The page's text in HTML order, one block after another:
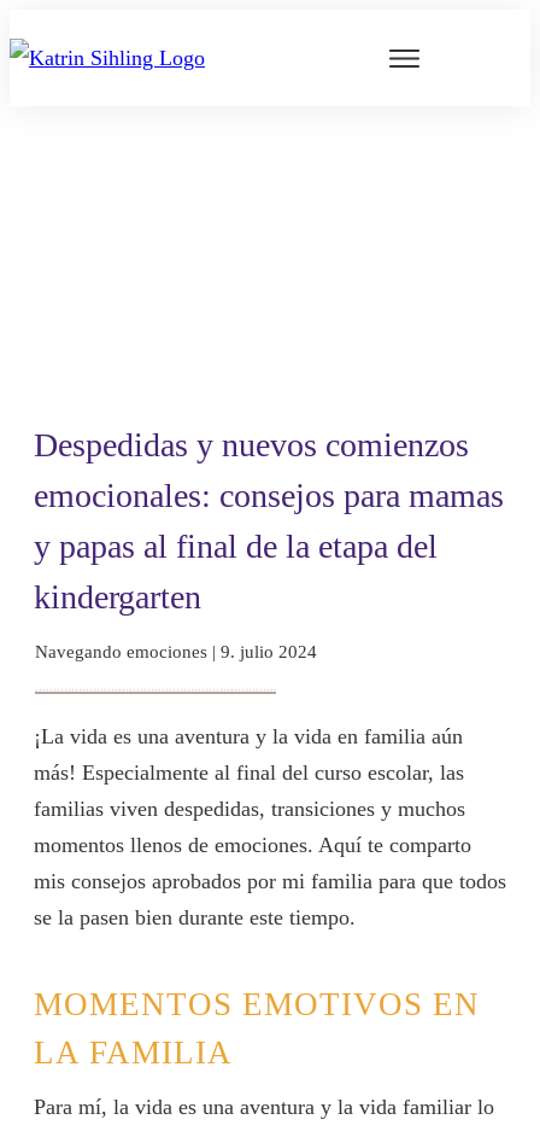
Despedidas y nuevos comienzos
emocionales: consejos para mamas
y papas al final de la etapa del
kindergarten
Navegando emociones | 9. julio 2024
¡La vida es una aventura y la vida en familia aún
más! Especialmente al final del curso escolar, las
familias viven despedidas, transiciones y muchos
momentos llenos de emociones. Aquí te comparto
mis consejos aprobados por mi familia para que todos
se la pasen bien durante este tiempo.
MOMENTOS EMOTIVOS EN
LA FAMILIA
Para mí, la vida es una aventura y la vida familiar lo